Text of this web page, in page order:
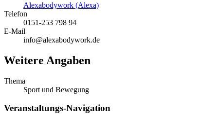
Alexabodywork (Alexa)
Telefon
0151-253 798 94
E-Mail
info@alexabodywork.de
Weitere Angaben
Thema
Sport und Bewegung
Veranstaltungs-Navigation